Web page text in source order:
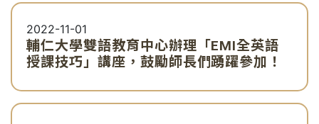
2022-11-01
輔仁大學雙語教育中心辦理「EMI全英語
授課技巧」講座，鼓勵師長們踴躍參加！